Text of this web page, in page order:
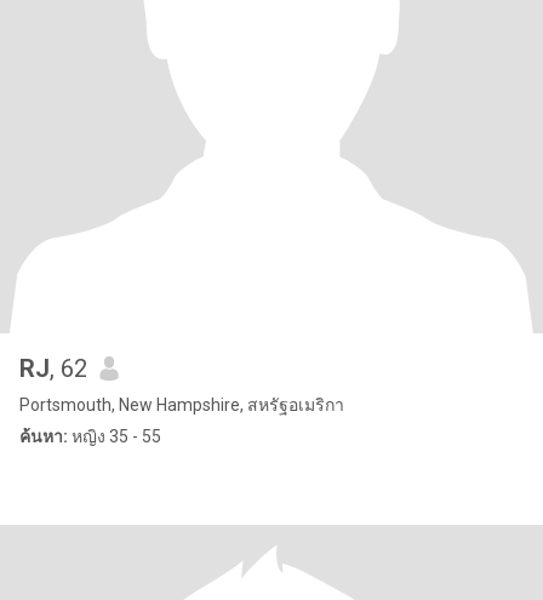
RJ, 62
Portsmouth, New Hampshire, สหรัฐอเมริกา
ค้นหา: หญิง 35 - 55